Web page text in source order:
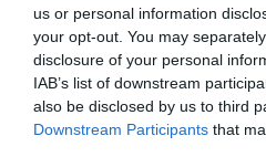
us or personal information
your opt-out. You may
disclosure of your personal
IAB’s list of downstream
also be disclosed by us to third
Downstream Participants that